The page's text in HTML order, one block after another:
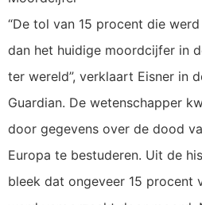
“De tol van 15 procent die
dan het huidige moordcijfer in
ter wereld”, verklaart Eisner in
Guardian. De wetenschapper
door gegevens over de dood
Europa te bestuderen. Uit de
bleek dat ongeveer 15 procent